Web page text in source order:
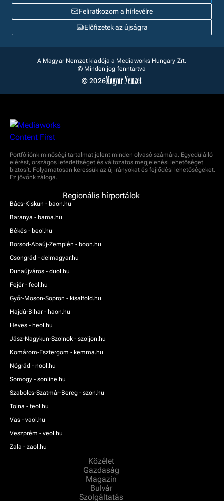
Feliratkozom a hírlevélre
Előfizetek az újságra
A Magyar Nemzet kiadója a Mediaworks Hungary Zrt.
© Minden jog fenntartva
© 2026
Portfóliónk minőségi tartalmat jelent minden olvasó számára. Egyedülálló
elérést, országos lefedettséget és változatos megjelenési lehetőséget
biztosít. Folyamatosan keressük az új irányokat és fejlődési lehetőségeket.
Ez jövőnk záloga.
Regionális hírportálok
Bács-Kiskun - baon.hu
Baranya - bama.hu
Békés - beol.hu
Borsod-Abaúj-Zemplén - boon.hu
Csongrád - delmagyar.hu
Dunaújváros - duol.hu
Fejér - feol.hu
Győr-Moson-Sopron - kisalfold.hu
Hajdú-Bihar - haon.hu
Heves - heol.hu
Jász-Nagykun-Szolnok - szoljon.hu
Komárom-Esztergom - kemma.hu
Nógrád - nool.hu
Somogy - sonline.hu
Szabolcs-Szatmár-Bereg - szon.hu
Tolna - teol.hu
Vas - vaol.hu
Veszprém - veol.hu
Zala - zaol.hu
Közélet
Gazdaság
Magazin
Bulvár
Szolgáltatás